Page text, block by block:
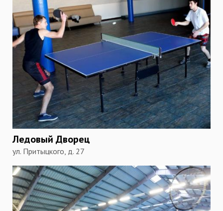
Ледовый Дворец
ул. Притыцкого, д. 27